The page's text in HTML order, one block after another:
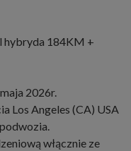
hybryda 184KM +
2026r.
Los Angeles (CA) USA
włącznie ze